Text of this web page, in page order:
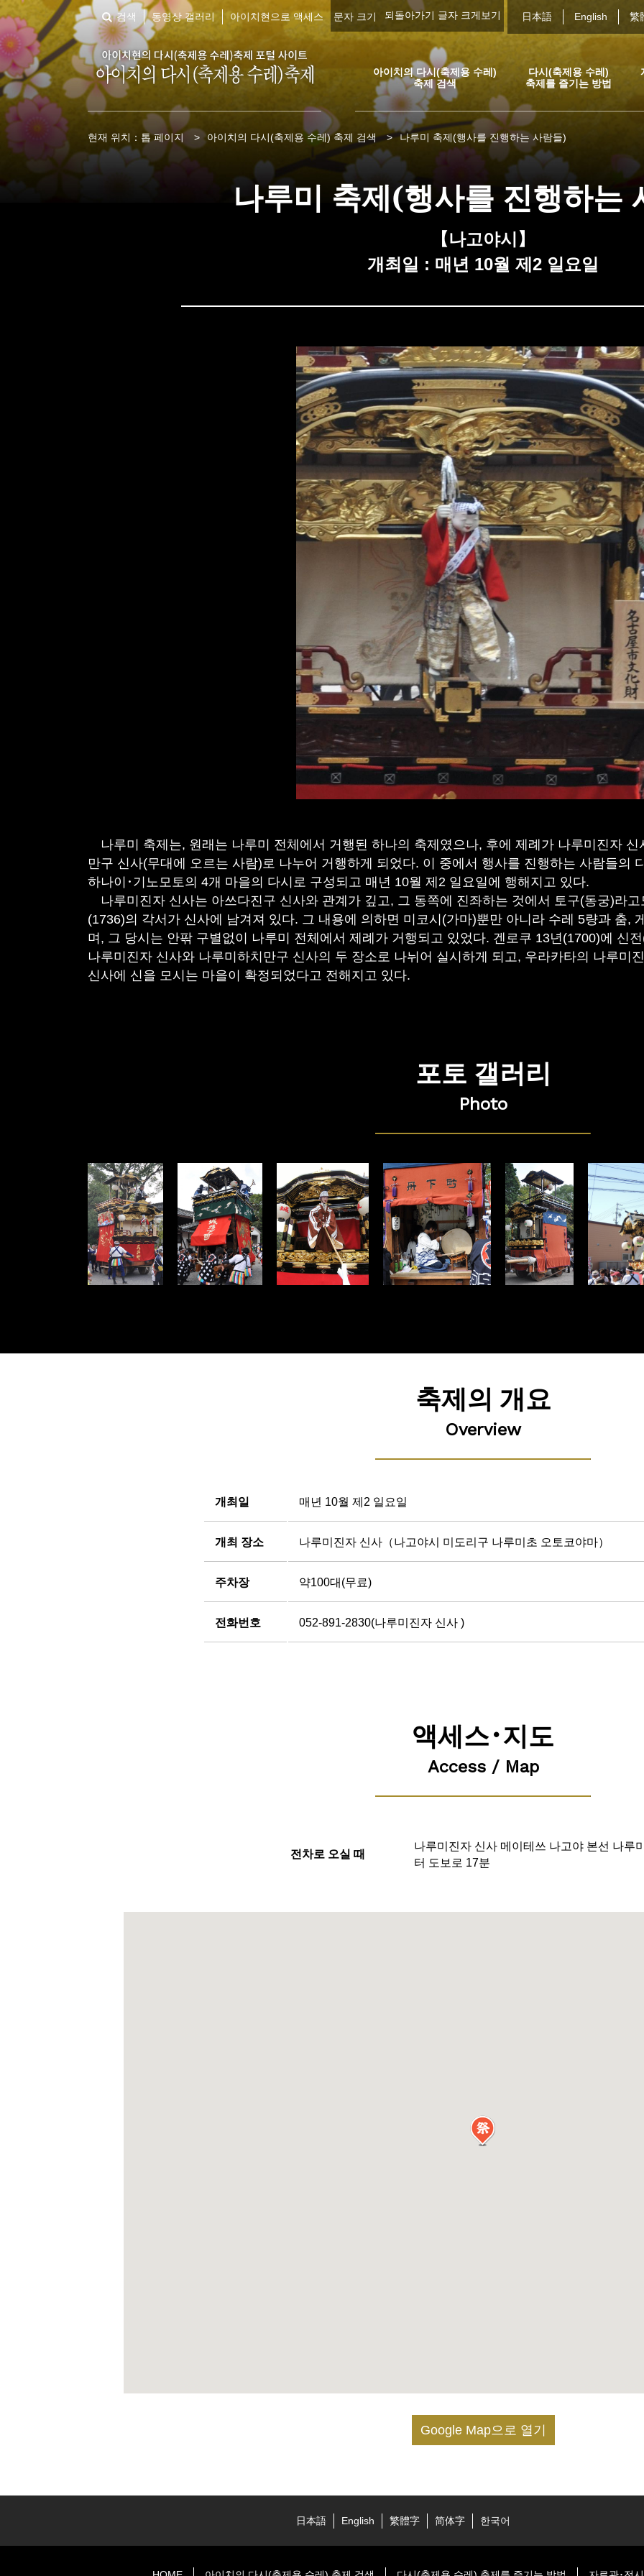
검색 동영상 갤러리 아이치현으로 액세스 문자 크기 되돌아가기 글자 크게보기 日本語 English 繁
아이치의 다시(축제용 수레)
축제 검색
다시(축제용 수레)
축제를 즐기는 방법
현재 위치： 톱 페이지 > 아이치의 다시(축제용 수레) 축제 검색 > 나루미 축제(행사를 진행하는 사람들)
나루미 축제(행사를 진행하는
【나고야시】
개최일 : 매년 10월 제2 일요일
나루미 축제는, 원래는 나루미 전체에서 거행된 하나의 축제였으나, 후에 제례가 나루미진자
만구 신사(무대에 오르는 사람)로 나누어 거행하게 되었다. 이 중에서 행사를 진행하는 사람들의
하나이･기노모토의 4개 마을의 다시로 구성되고 매년 10월 제2 일요일에 행해지고 있다.
나루미진자 신사는 아쓰다진구 신사와 관계가 깊고, 그 동쪽에 진좌하는 것에서 토구(동궁)라
(1736)의 각서가 신사에 남겨져 있다. 그 내용에 의하면 미코시(가마)뿐만 아니라 수레 5량과 춤,
며, 그 당시는 안팎 구별없이 나루미 전체에서 제례가 거행되고 있었다. 겐로쿠 13년(1700)에 신
나루미진자 신사와 나루미하치만구 신사의 두 장소로 나뉘어 실시하게 되고, 우라카타의 나루미
신사에 신을 모시는 마을이 확정되었다고 전해지고 있다.
포토 갤러리
Photo
축제의 개요
Overview
개최일 매년 10월 제2 일요일
개최 장소 나루미진자 신사（나고야시 미도리구 나루미초 오토코야마）
주차장 약100대(무료)
전화번호 052-891-2830(나루미진자 신사 )
액세스･지도
Access / Map
전차로 오실 때
나루미진자 신사 메이테쓰 나고야 본선 나루
터 도보로 17분
Google Map으로 열기
日本語 English 繁體字 简体字 한국어